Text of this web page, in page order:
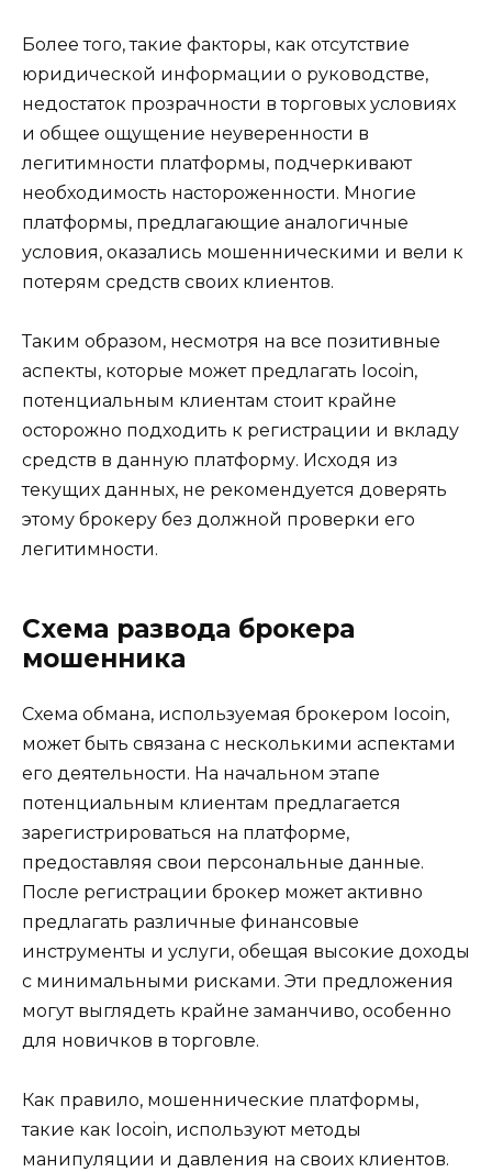
Более того, такие факторы, как отсутствие
юридической информации о руководстве,
недостаток прозрачности в торговых условиях
и общее ощущение неуверенности в
легитимности платформы, подчеркивают
необходимость настороженности. Многие
платформы, предлагающие аналогичные
условия, оказались мошенническими и вели к
потерям средств своих клиентов.
Таким образом, несмотря на все позитивные
аспекты, которые может предлагать Iocoin,
потенциальным клиентам стоит крайне
осторожно подходить к регистрации и вкладу
средств в данную платформу. Исходя из
текущих данных, не рекомендуется доверять
этому брокеру без должной проверки его
легитимности.
Схема развода брокера
мошенника
Схема обмана, используемая брокером Iocoin,
может быть связана с несколькими аспектами
его деятельности. На начальном этапе
потенциальным клиентам предлагается
зарегистрироваться на платформе,
предоставляя свои персональные данные.
После регистрации брокер может активно
предлагать различные финансовые
инструменты и услуги, обещая высокие доходы
с минимальными рисками. Эти предложения
могут выглядеть крайне заманчиво, особенно
для новичков в торговле.
Как правило, мошеннические платформы,
такие как Iocoin, используют методы
манипуляции и давления на своих клиентов.